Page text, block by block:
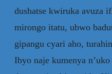
dushatse kwiruka avuza
mirongo itatu, ubwo
gipangu cyari aho,
Ibyo naje kumenya